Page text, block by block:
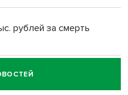
рублей за смерть
за смерть